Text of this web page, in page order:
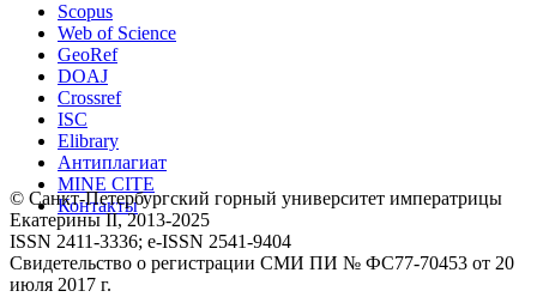
Scopus
Web of Science
GeoRef
DOAJ
Crossref
ISC
Elibrary
Антиплагиат
MINE CITE
Контакты
© Санкт-Петербургский горный университет императрицы
Екатерины ΙΙ, 2013-2025
ISSN 2411-3336; e-ISSN 2541-9404
Свидетельство о регистрации СМИ ПИ № ФС77-70453 от 20
июля 2017 г.